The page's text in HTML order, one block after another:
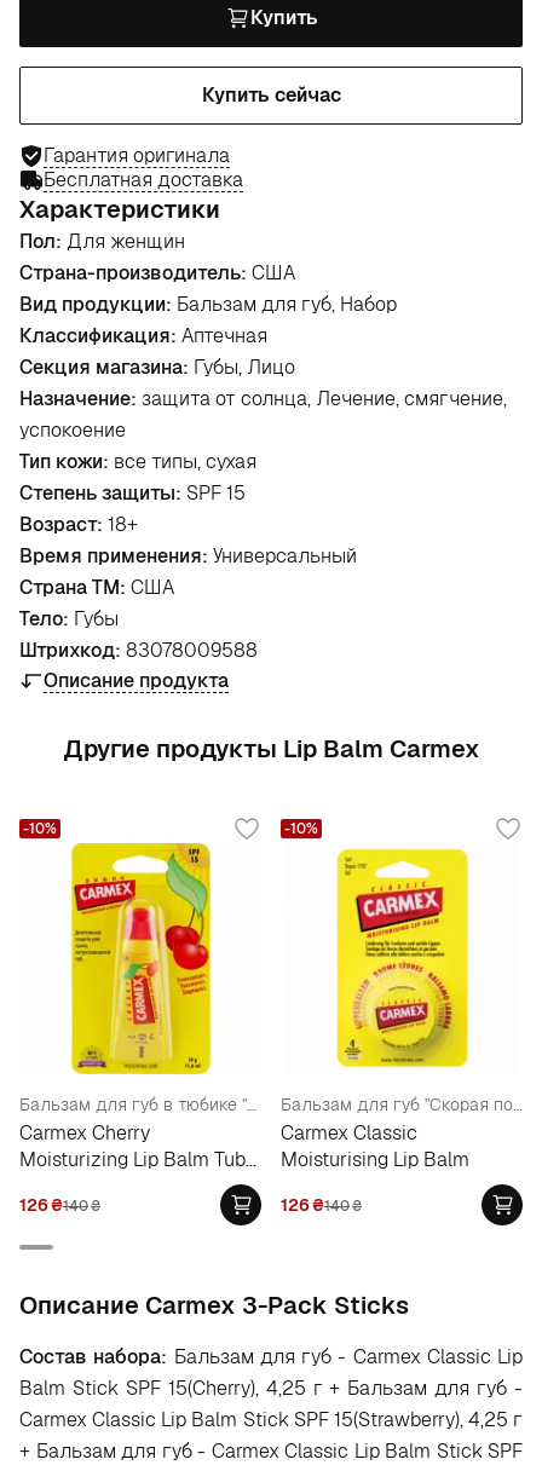
Купить
Купить сейчас
Гарантия оригинала
Бесплатная доставка
Характеристики
Пол: Для женщин
Страна-производитель: США
Вид продукции: Бальзам для губ, Набор
Классификация: Аптечная
Секция магазина: Губы, Лицо
Назначение: защита от солнца, Лечение, смягчение,
успокоение
Тип кожи: все типы, сухая
Степень защиты: SPF 15
Возраст: 18+
Время применения: Универсальный
Страна ТМ: США
Тело: Губы
Штрихкод: 83078009588
Описание продукта
Другие продукты Lip Balm Carmex
Бальзам для губ в тюбике "Вишня"
Carmex Cherry
Moisturizing Lip Balm Tube
126₴140₴
-10%
Бальзам для губ "Скорая помощь для губ" в баночке
Carmex Classic
Moisturising Lip Balm
126₴140₴
-10%
Oписание Carmex 3-Pack Sticks
Состав набора: Бальзам для губ - Carmex Classic Lip
Balm Stick SPF 15(Cherry), 4,25 г + Бальзам для губ -
Carmex Classic Lip Balm Stick SPF 15(Strawberry), 4,25 г
+ Бальзам для губ - Carmex Classic Lip Balm Stick SPF